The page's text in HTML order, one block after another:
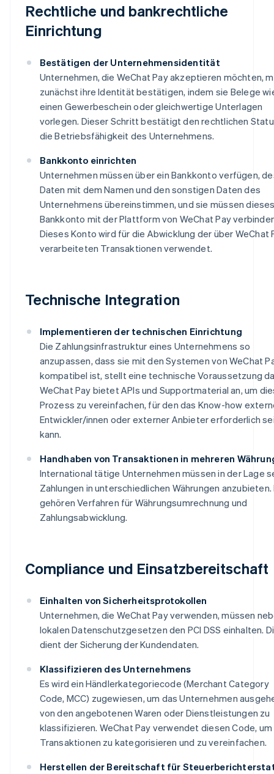
Rechtliche und bankrechtliche
Einrichtung
Bestätigen der Unternehmensidentität
Unternehmen, die WeChat Pay akzeptieren möchten,
zunächst ihre Identität bestätigen, indem sie Belege
einen Gewerbeschein oder gleichwertige Unterlagen
vorlegen. Dieser Schritt bestätigt den rechtlichen
die Betriebsfähigkeit des Unternehmens.
Bankkonto einrichten
Unternehmen müssen über ein Bankkonto verfügen,
Daten mit dem Namen und den sonstigen Daten des
Unternehmens übereinstimmen, und sie müssen
Bankkonto mit der Plattform von WeChat Pay
Dieses Konto wird für die Abwicklung der über WeChat
verarbeiteten Transaktionen verwendet.
Technische Integration
Implementieren der technischen Einrichtung
Die Zahlungsinfrastruktur eines Unternehmens so
anzupassen, dass sie mit den Systemen von WeChat
kompatibel ist, stellt eine technische Voraussetzung
WeChat Pay bietet APIs und Supportmaterial an, um
Prozess zu vereinfachen, für den das Know-how
Entwickler/innen oder externer Anbieter erforderlich
kann.
Handhaben von Transaktionen in mehreren
International tätige Unternehmen müssen in der Lage
Zahlungen in unterschiedlichen Währungen anzubieten.
gehören Verfahren für Währungsumrechnung und
Zahlungsabwicklung.
Compliance und Einsatzbereitschaft
Einhalten von Sicherheitsprotokollen
Unternehmen, die WeChat Pay verwenden, müssen
lokalen Datenschutzgesetzen den PCI DSS einhalten.
dient der Sicherung der Kundendaten.
Klassifizieren des Unternehmens
Es wird ein Händlerkategoriecode (Merchant Category
Code, MCC) zugewiesen, um das Unternehmen
von den angebotenen Waren oder Dienstleistungen zu
klassifizieren. WeChat Pay verwendet diesen Code, um
Transaktionen zu kategorisieren und zu vereinfachen.
Herstellen der Bereitschaft für